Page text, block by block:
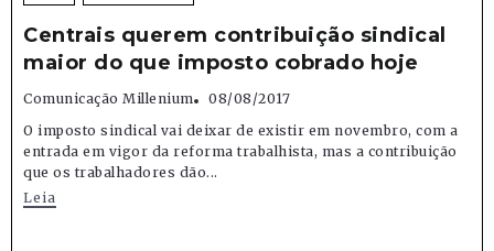
Centrais querem contribuição sindical
maior do que imposto cobrado hoje
Comunicação Millenium
08/08/2017
O imposto sindical vai deixar de existir em novembro, com a
entrada em vigor da reforma trabalhista, mas a contribuição
que os trabalhadores dão...
Leia